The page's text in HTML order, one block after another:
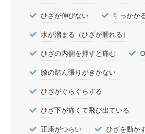
ひざが伸びない 引っかか
水が溜まる（ひざが腫れる）
ひざの内側を押すと痛む
膝の踏ん張りがきかない
ひざがぐらぐらする
ひざ下が痛くて飛び出ている
正座がつらい ひざを動か